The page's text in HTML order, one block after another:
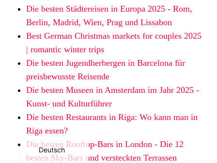
Die besten Städtereisen in Europa 2025 - Rom,
Berlin, Madrid, Wien, Prag und Lissabon
Best German Christmas markets for couples 2025
| romantic winter trips
Die besten Jugendherbergen in Barcelona für
preisbewusste Reisende
Die besten Museen in Amsterdam im Jahr 2025 -
Kunst- und Kulturführer
Die besten Restaurants in Riga: Wo kann man in
Riga essen?
Die besten Rooftop-Bars in London - Die 12
besten Sky-Bars und versteckten Terrassen
Deutsch
English
Nederlands
Français
Español